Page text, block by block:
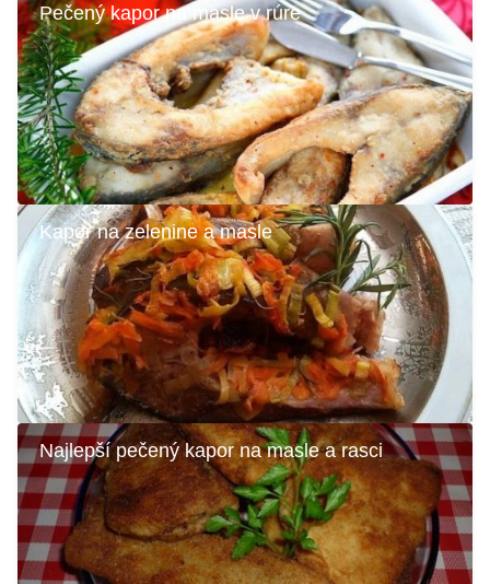
Pečený kapor na masle v rúre
Kapor na zelenine a masle
Najlepší pečený kapor na masle a rasci